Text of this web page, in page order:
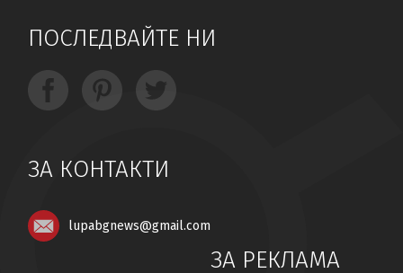
ПОСЛЕДВАЙТЕ НИ
ЗА КОНТАКТИ
lupabgnews@gmail.com
ЗА РЕКЛАМА